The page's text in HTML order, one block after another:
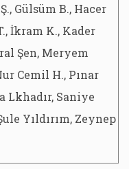
Gülsüm B., Hacer
İkram K., Kader
Şen, Meryem
Cemil H., Pınar
Lkhadır, Saniye
Yıldırım, Zeynep